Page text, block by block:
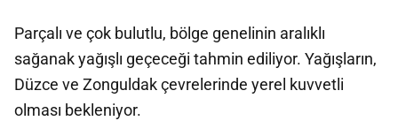
Parçalı ve çok bulutlu, bölge genelinin aralıklı
sağanak yağışlı geçeceği tahmin ediliyor. Yağışların,
Düzce ve Zonguldak çevrelerinde yerel kuvvetli
olması bekleniyor.